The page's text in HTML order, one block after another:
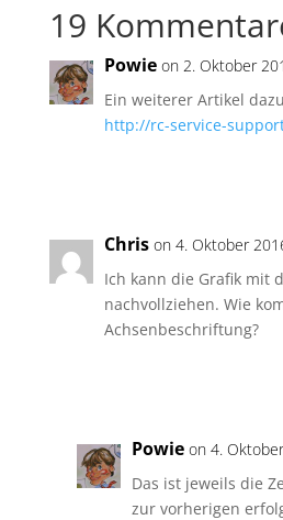
19
Powie on 2. Oktober
Ein weiterer Artikel
http://rc-service-
Chris on 4. Oktober
Ich kann die Grafik mit
nachvollziehen. Wie
Achsenbeschriftung?
Powie on 4.
Das ist jeweils die
zur vorherigen